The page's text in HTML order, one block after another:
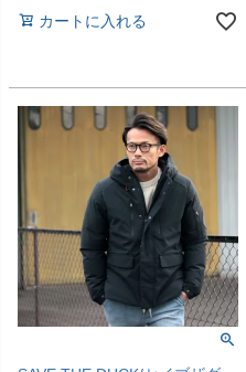
カートに入れる